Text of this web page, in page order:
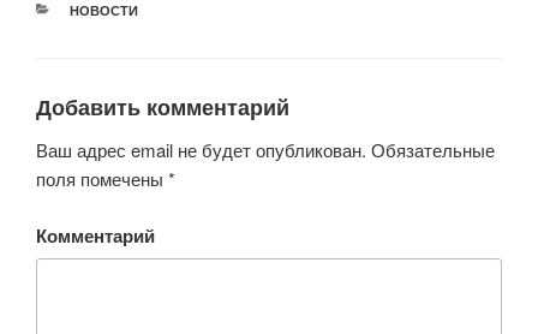
РУБРИКИ
НОВОСТИ
Добавить комментарий
Ваш адрес email не будет опубликован. Обязательные
поля помечены *
Комментарий